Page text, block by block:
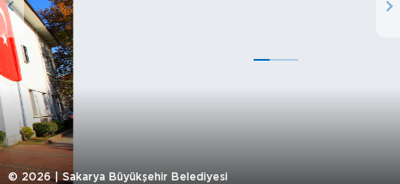
© 2026| Sakarya Büyükşehir Belediyesi